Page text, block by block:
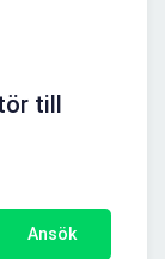
till
Ansök